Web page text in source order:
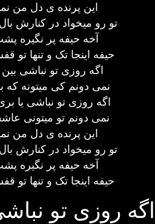
این پرنده ی دل من
تو رو میخواد در کنارش
آخه حیفه پر نگیره
حیفه اینجا تک و تنها
اگه روزی تو نباشی
نمی دونم کی میتونه که
اگه روزی تو نباشی یا
نمی دونم تو میتونی
این پرنده ی دل من
تو رو میخواد در کنارش
آخه حیفه پر نگیره
حیفه اینجا تک و تنها
اگه روزی تو